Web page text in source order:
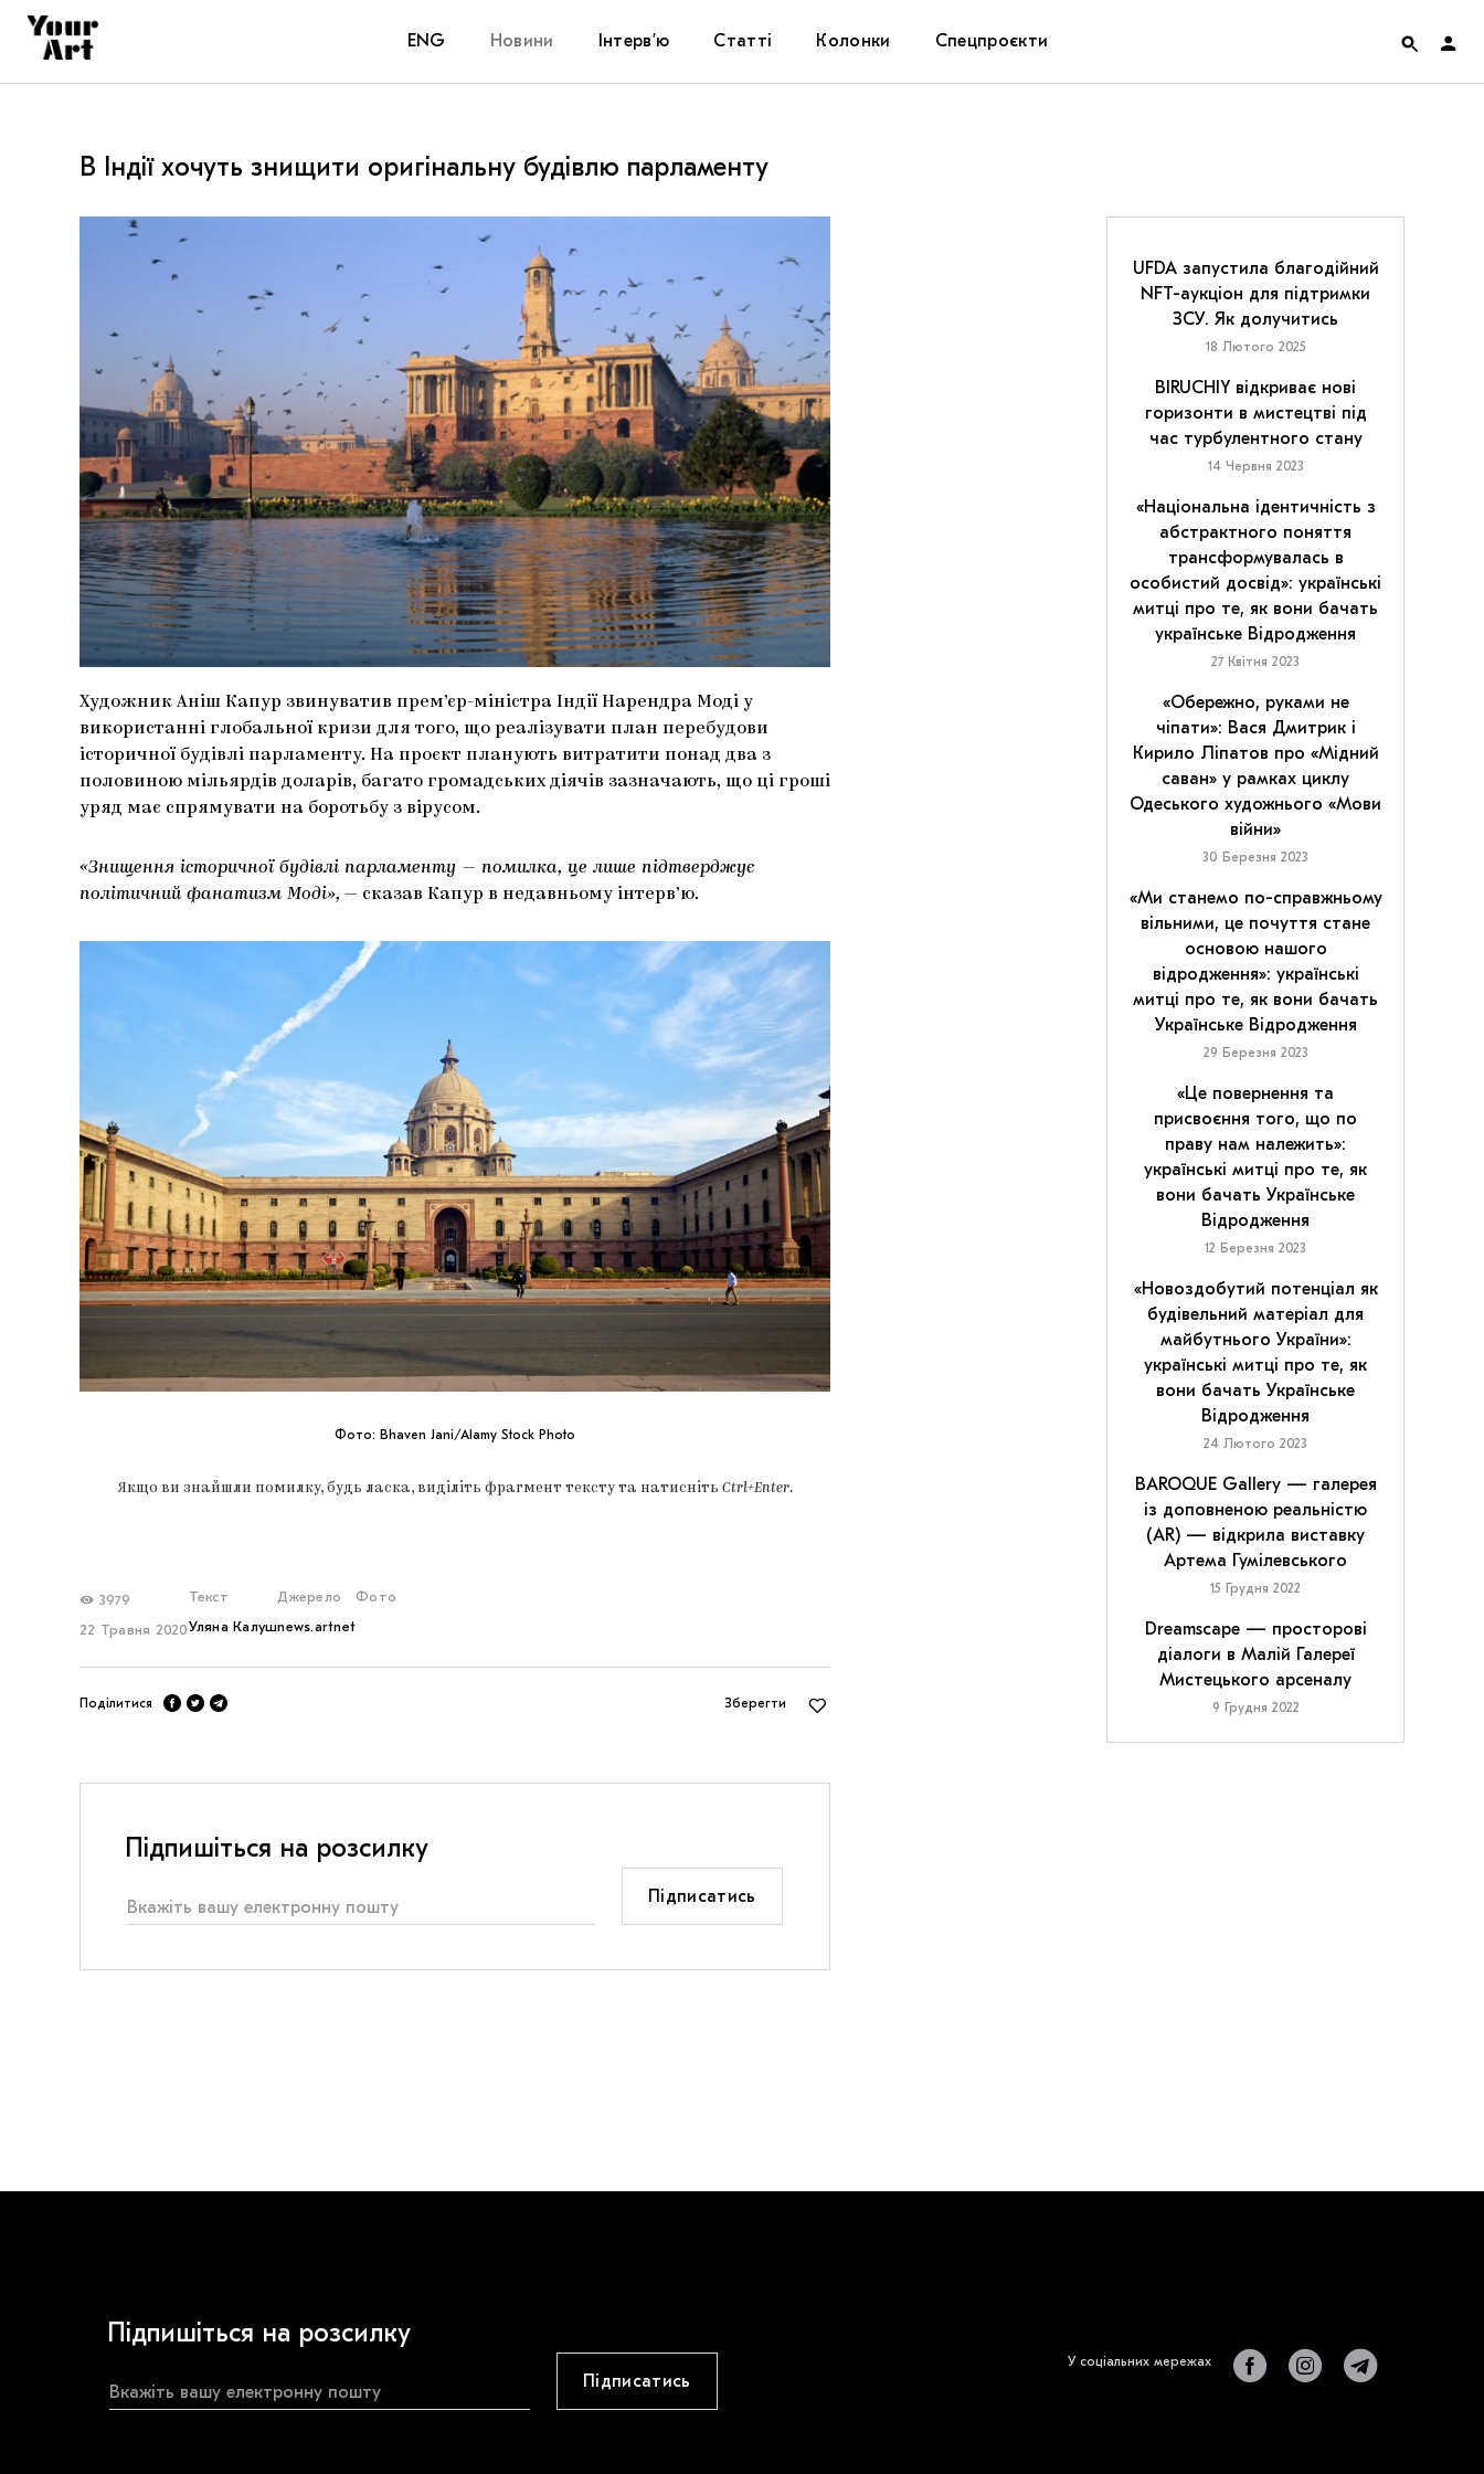
ENG Новини Інтерв’ю Статті Колонки Спецпроєкти
В Індії хочуть знищити оригінальну будівлю парламенту
Художник Аніш Капур звинуватив прем’єр-міністра Індії Нарендра Моді у
використанні глобальної кризи для того, що реалізувати план перебудови
історичної будівлі парламенту. На проєкт планують витратити понад два з
половиною мільярдів доларів, багато громадських діячів зазначають, що ці гроші
уряд має спрямувати на боротьбу з вірусом.
«Знищення історичної будівлі парламенту — помилка, це лише підтверджує
політичний фанатизм Моді», — сказав Капур в недавньому інтерв’ю.
Фото: Bhaven Jani/Alamy Stock Photo
Якщо ви знайшли помилку, будь ласка, виділіть фрагмент тексту та натисніть Ctrl+Enter.
3979
22 Травня 2020
Текст
Уляна Калуш
Джерело
news.artnet
Фото
Поділитися Зберегти
Підпишіться на розсилку
Підписатись
UFDA запустила благодійний
NFT-аукціон для підтримки
ЗСУ. Як долучитись
18 Лютого 2025
BIRUCHIY відкриває нові
горизонти в мистецтві під
час турбулентного стану
14 Червня 2023
«Національна ідентичність з
абстрактного поняття
трансформувалась в
особистий досвід»: українські
митці про те, як вони бачать
українське Відродження
27 Квітня 2023
«Обережно, руками не
чіпати»: Вася Дмитрик і
Кирило Ліпатов про «Мідний
саван» у рамках циклу
Одеського художнього «Мови
війни»
30 Березня 2023
«Ми станемо по-справжньому
вільними, це почуття стане
основою нашого
відродження»: українські
митці про те, як вони бачать
Українське Відродження
29 Березня 2023
«Це повернення та
присвоєння того, що по
праву нам належить»:
українські митці про те, як
вони бачать Українське
Відродження
12 Березня 2023
«Новоздобутий потенціал як
будівельний матеріал для
майбутнього України»:
українські митці про те, як
вони бачать Українське
Відродження
24 Лютого 2023
BAROQUE Gallery — галерея
із доповненою реальністю
(AR) — відкрила виставку
Артема Гумілевського
15 Грудня 2022
Dreamscape — просторові
діалоги в Малій Галереї
Мистецького арсеналу
9 Грудня 2022
Підпишіться на розсилку
Підписатись
У соціальних мережах